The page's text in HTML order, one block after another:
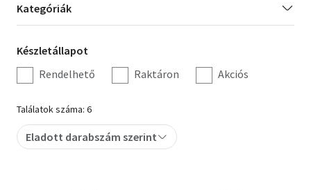
Hobbi, szabadidő
Irodalom
Művészet
Szakkönyv
Kategória
szűrés
Kategóriák
Készletállapot
szűrés
Készletállapot
Rendelhető
Raktáron Akciós
Találatok száma: 6
Eladott darabszám szerint